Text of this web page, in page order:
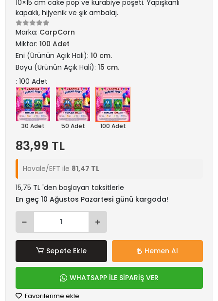
10×15 cm cake pop ve kurabiye poşeti. Yapışkanlı
kapaklı, hijyenik ve şık ambalaj.
Marka: CarpCorn
Miktar: 100 Adet
Eni (Ürünün Açık Hali): 10 cm.
Boyu (Ürünün Açık Hali): 15 cm.
: 100 Adet
30 Adet 50 Adet 100 Adet
83,99 TL
Havale/EFT ile 81,47 TL
15,75 TL 'den başlayan taksitlerle
En geç 10 Ağustos Pazartesi günü kargoda!
Sepete Ekle Hemen Al
WHATSAPP İLE SİPARİŞ VER
Favorilerime ekle